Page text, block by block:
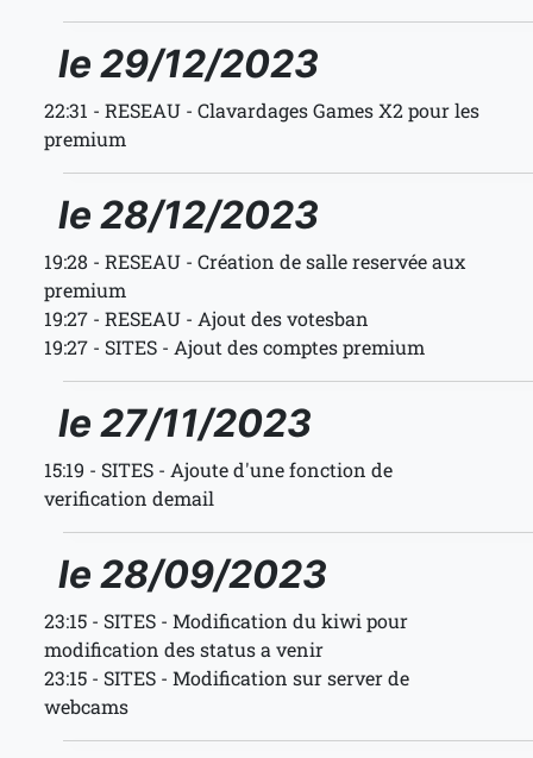
le 29/12/2023
22:31 - RESEAU - Clavardages Games X2 pour les
premium
le 28/12/2023
19:28 - RESEAU - Création de salle reservée aux
premium
19:27 - RESEAU - Ajout des votesban
19:27 - SITES - Ajout des comptes premium
le 27/11/2023
15:19 - SITES - Ajoute d'une fonction de
verification demail
le 28/09/2023
23:15 - SITES - Modification du kiwi pour
modification des status a venir
23:15 - SITES - Modification sur server de
webcams